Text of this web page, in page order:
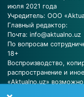
июля 2021 года
Учредитель: ООО
Главный редактор:
Почта: info@aktualno.uz
По вопросам
18+
Воспроизводство,
распространение и
«Aktualno.uz»